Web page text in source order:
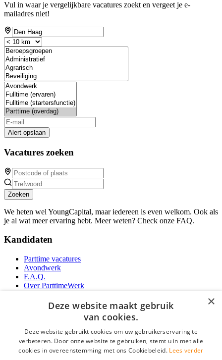
Vul in waar je vergelijkbare vacatures zoekt en vergeet je e-
mailadres niet!
Alert opslaan
Vacatures zoeken
Zoeken
We heten wel YoungCapital, maar iedereen is even welkom. Ook als
je al wat meer ervaring hebt. Meer weten? Check onze FAQ.
Kandidaten
Parttime vacatures
Avondwerk
F.A.Q.
Over ParttimeWerk
YoungCapital Android App
Parttime personeel
Vacature aanmelden
×
Deze website maakt gebruik
van cookies.
Deze website gebruikt cookies om uw gebruikerservaring te
verbeteren. Door onze website te gebruiken, stemt u in met alle
cookies in overeenstemming met ons Cookiebeleid. Lees verder